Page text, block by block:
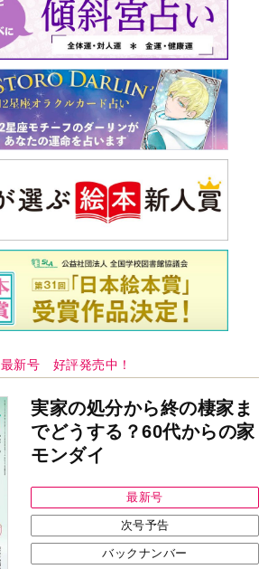
最新号 好評発売中！
実家の処分から終の棲家ま
でどうする？60代からの家
モンダイ
最新号
次号予告
バックナンバー